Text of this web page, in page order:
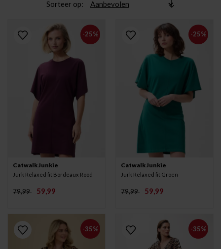
Sorteer op
-25%
Catwalk Junkie
Jurk Relaxed fit Bordeaux Rood
79,99 59,99
-25%
Catwalk Junkie
Jurk Relaxed fit Groen
79,99 59,99
-35% -35%